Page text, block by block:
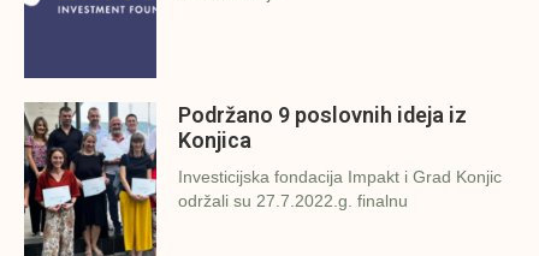
Podržano 9 poslovnih ideja iz
Konjica
Investicijska fondacija Impakt i Grad Konjic
održali su 27.7.2022.g. finalnu